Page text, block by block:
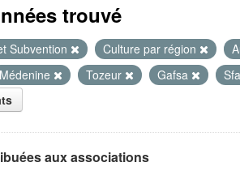
trouvé
Subvention Culture par région
Médenine Tozeur Gafsa
aux associations